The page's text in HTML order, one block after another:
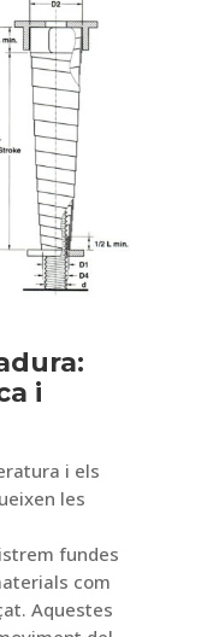
i
i els
les
fundes
com
Aquestes